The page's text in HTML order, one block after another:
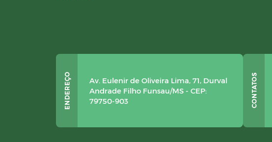
Av. Eulenir de Oliveira Lima, 71, Durval
Andrade Filho Funsau/MS - CEP:
79750-903